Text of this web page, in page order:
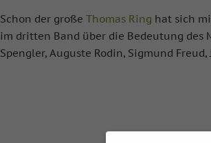
Schon der großeThomas Ring hat sich
im dritten Band über die Bedeutung des
Spengler, Auguste Rodin, Sigmund